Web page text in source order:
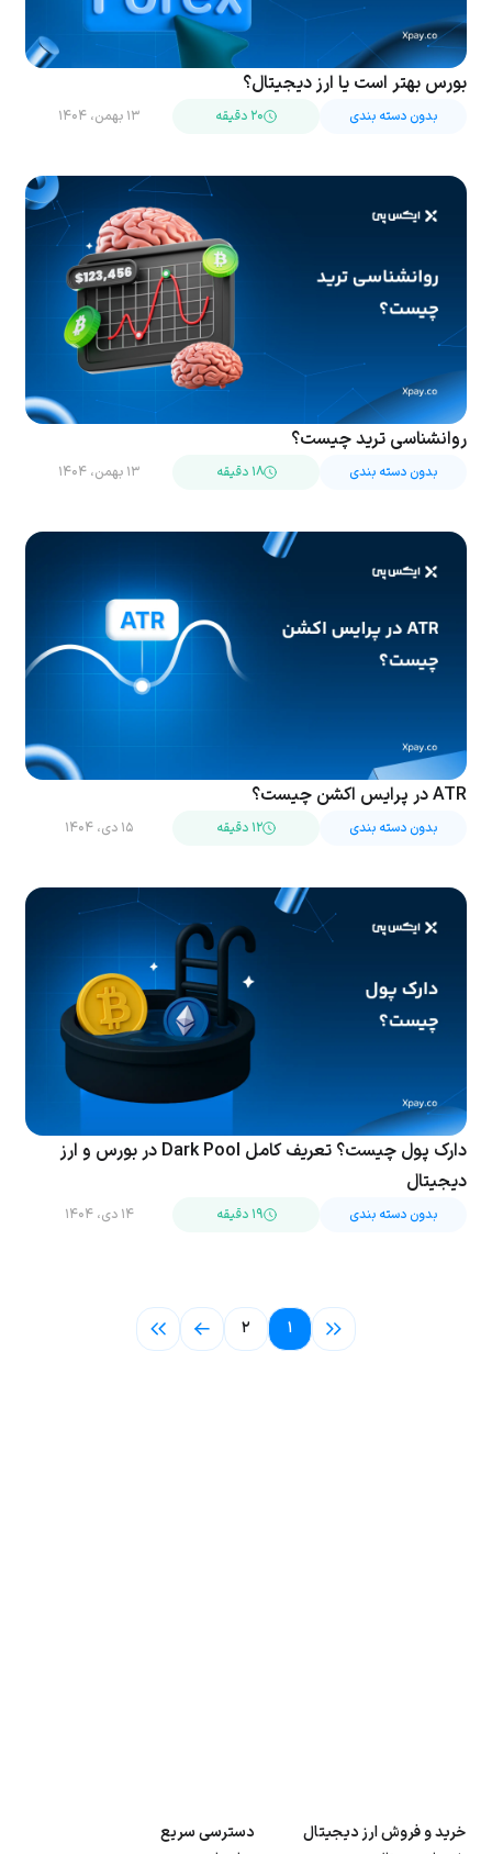
بورس بهتر است یا ارز دیجیتال؟
بدون دسته بندی ۲۰ دقیقه ۱۳ بهمن، ۱۴۰۴
روانشناسی ترید چیست؟
بدون دسته بندی ۱۸ دقیقه ۱۳ بهمن، ۱۴۰۴
ATR در پرایس اکشن چیست؟
بدون دسته بندی ۱۲ دقیقه ۱۵ دی، ۱۴۰۴
دارک پول چیست؟ تعریف کامل Dark Pool در بورس و ارز
دیجیتال
بدون دسته بندی ۱۹ دقیقه ۱۴ دی، ۱۴۰۴
۱ ۲
خرید و فروش ارز دیجیتال دسترسی سریع